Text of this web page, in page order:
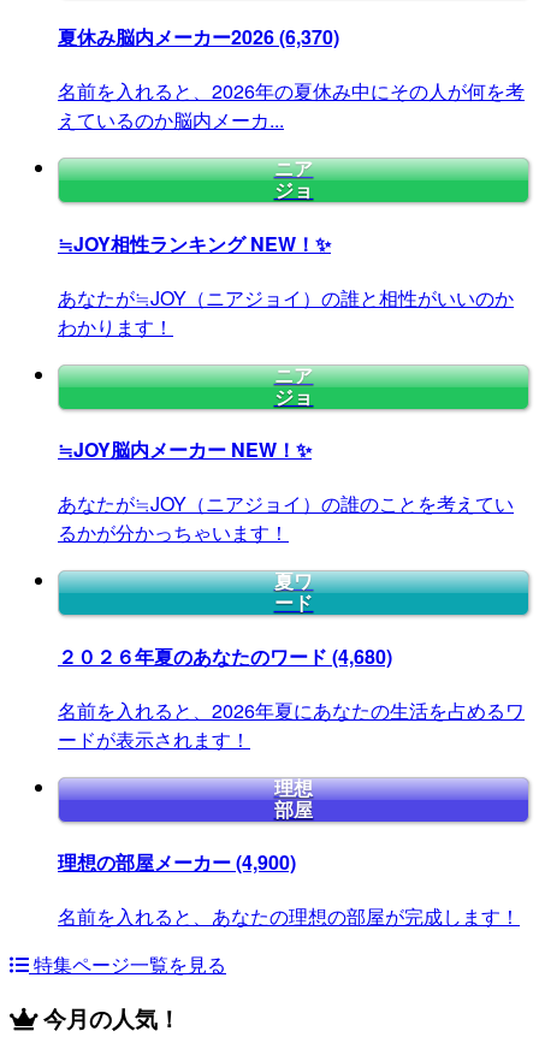
夏休み脳内メーカー2026(6,370)
名前を入れると、2026年の夏休み中にその人が何を考
えているのか脳内メーカ...
ニア
ジョ
≒JOY相性ランキングNEW！✨
あなたが≒JOY（ニアジョイ）の誰と相性がいいのか
わかります！
ニア
ジョ
≒JOY脳内メーカー NEW！✨
あなたが≒JOY（ニアジョイ）の誰のことを考えてい
るかが分かっちゃいます！
夏ワ
ード
２０２６年夏のあなたのワード (4,680)
名前を入れると、2026年夏にあなたの生活を占めるワ
ードが表示されます！
理想
部屋
理想の部屋メーカー(4,900)
名前を入れると、あなたの理想の部屋が完成します！
特集ページ一覧を見る
今月の人気！